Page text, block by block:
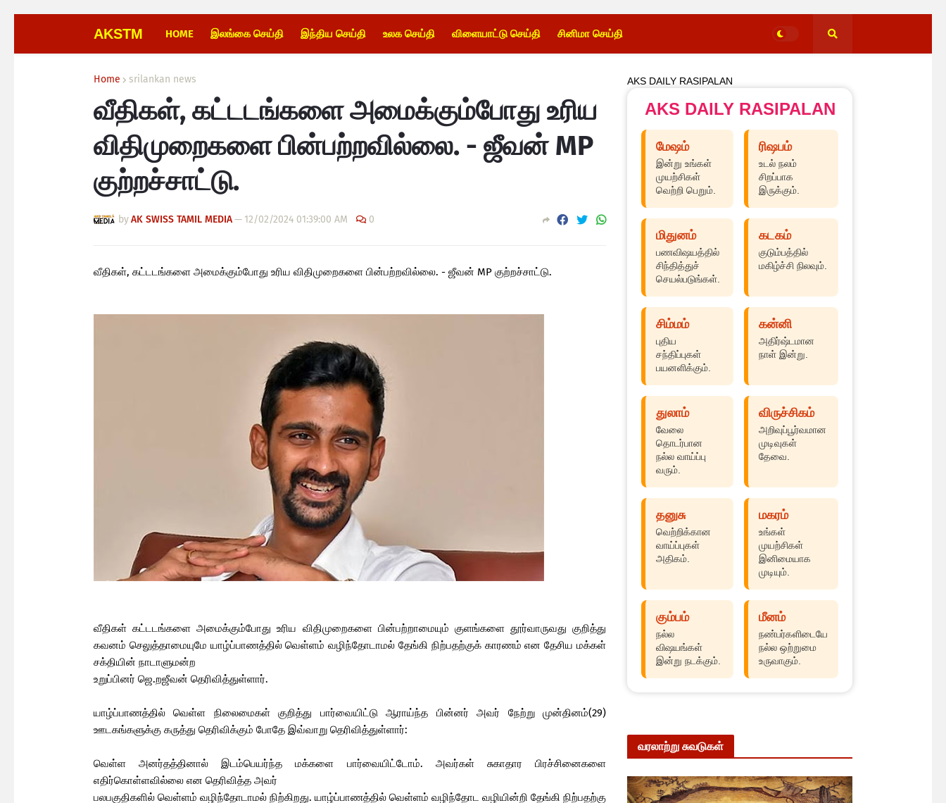
AKSTM HOME இலங்கை செய்தி இந்திய செய்தி உலக செய்தி விளையாட்டு செய்தி சினிமா செய்தி
Home srilankan news
வீதிகள், கட்டடங்களை அமைக்கும்போது உரிய
விதிமுறைகளை பின்பற்றவில்லை. - ஜீவன் MP
குற்றச்சாட்டு.
byAK SWISS TAMIL MEDIA— 12/02/2024 01:39:00 AM 0
வீதிகள், கட்டடங்களை அமைக்கும்போது உரிய விதிமுறைகளை பின்பற்றவில்லை. - ஜீவன் MP குற்றச்சாட்டு.
வீதிகள் கட்டடங்களை அமைக்கும்போது உரிய விதிமுறைகளை பின்பற்றாமையும் குளங்களை தூர்வாருவது குறித்து
கவனம் செலுத்தாமையுமே யாழ்ப்பாணத்தில் வெள்ளம் வழிந்தோடாமல் தேங்கி நிற்பதற்குக் காரணம் என தேசிய மக்கள்
சக்தியின் நாடாளுமன்ற
உறுப்பினர் ஜெ.றஜீவன் தெரிவித்துள்ளார்.
யாழ்ப்பாணத்தில் வெள்ள நிலைமைகள் குறித்து பார்வையிட்டு ஆராய்ந்த பின்னர் அவர் நேற்று முன்தினம்(29)
ஊடகங்களுக்கு கருத்து தெரிவிக்கும் போதே இவ்வாறு தெரிவித்துள்ளார்:
வெள்ள அனர்தத்தினால் இடம்பெயர்ந்த மக்களை பார்வையிட்டோம். அவர்கள் சுகாதார பிரச்சினைகளை
எதிர்கொள்ளவில்லை என தெரிவித்த அவர்
பலபகுதிகளில் வெள்ளம் வழிந்தோடாமல் நிற்கிறது. யாழ்ப்பாணத்தில் வெள்ளம் வழிந்தோட வழியின்றி தேங்கி நிற்பதற்கு
AKS DAILY RASIPALAN
AKS DAILY RASIPALAN
மேஷம்
இன்று உங்கள்
முயற்சிகள்
வெற்றி பெறும்.
ரிஷபம்
உடல் நலம்
சிறப்பாக
இருக்கும்.
மிதுனம்
பணவிஷயத்தில்
சிந்தித்துச்
செயல்படுங்கள்.
கடகம்
குடும்பத்தில்
மகிழ்ச்சி நிலவும்.
சிம்மம்
புதிய
சந்திப்புகள்
பயனளிக்கும்.
கன்னி
அதிர்ஷ்டமான
நாள் இன்று.
துலாம்
வேலை
தொடர்பான
நல்ல வாய்ப்பு
வரும்.
விருச்சிகம்
அறிவுப்பூர்வமான
முடிவுகள்
தேவை.
தனுசு
வெற்றிக்கான
வாய்ப்புகள்
அதிகம்.
மகரம்
உங்கள்
முயற்சிகள்
இனிமையாக
முடியும்.
கும்பம்
நல்ல
விஷயங்கள்
இன்று நடக்கும்.
மீனம்
நண்பர்களிடையே
நல்ல ஒற்றுமை
உருவாகும்.
வரலாற்று சுவடுகள்